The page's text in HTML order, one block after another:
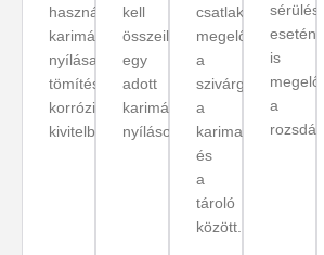
használt
karimás
nyílásainak
tömítésére,
korrózióálló
kivitelben.
kell
összeilleszteni
egy
adott
karimás
nyíláson.
csatlakozásokhoz,
megelőzve
a
szivárgást
a
karimakeret
és
a
tároló
között.
sérülése
esetén
is
megelőzi
a